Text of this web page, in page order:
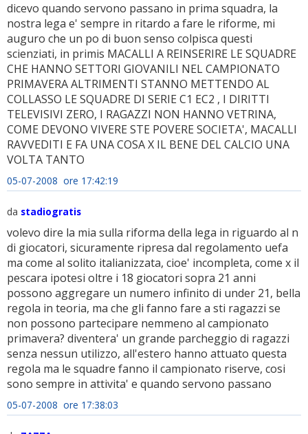
dicevo quando servono passano in prima squadra, la
nostra lega e' sempre in ritardo a fare le riforme, mi
auguro che un po di buon senso colpisca questi
scienziati, in primis MACALLI A REINSERIRE LE SQUADRE
CHE HANNO SETTORI GIOVANILI NEL CAMPIONATO
PRIMAVERA ALTRIMENTI STANNO METTENDO AL
COLLASSO LE SQUADRE DI SERIE C1 EC2 , I DIRITTI
TELEVISIVI ZERO, I RAGAZZI NON HANNO VETRINA,
COME DEVONO VIVERE STE POVERE SOCIETA', MACALLI
RAVVEDITI E FA UNA COSA X IL BENE DEL CALCIO UNA
VOLTA TANTO
05-07-2008 ore 17:42:19
da stadiogratis
volevo dire la mia sulla riforma della lega in riguardo al n
di giocatori, sicuramente ripresa dal regolamento uefa
ma come al solito italianizzata, cioe' incompleta, come x il
pescara ipotesi oltre i 18 giocatori sopra 21 anni
possono aggregare un numero infinito di under 21, bella
regola in teoria, ma che gli fanno fare a sti ragazzi se
non possono partecipare nemmeno al campionato
primavera? diventera' un grande parcheggio di ragazzi
senza nessun utilizzo, all'estero hanno attuato questa
regola ma le squadre fanno il campionato riserve, cosi
sono sempre in attivita' e quando servono passano
05-07-2008 ore 17:38:03